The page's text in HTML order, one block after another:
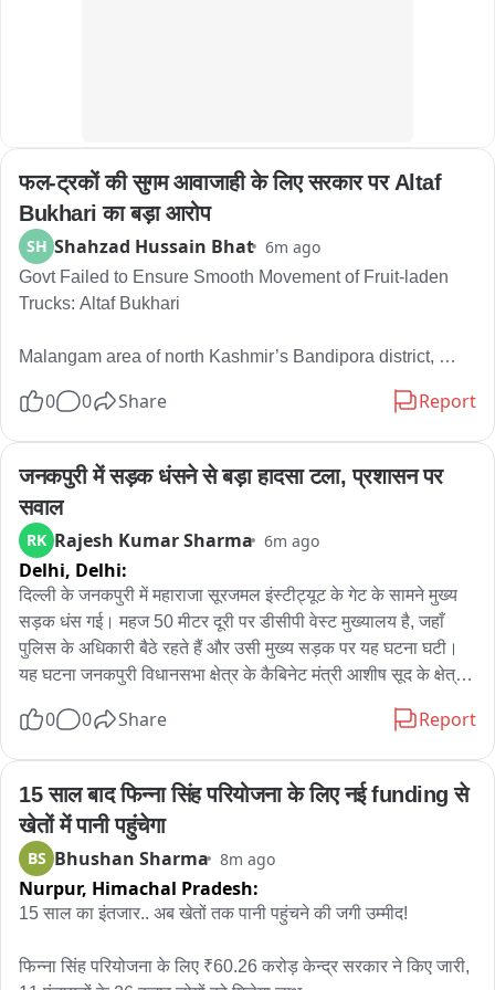
consideration of a four-lane highway, to ease traffic
congestion.
The participants urged the government to address these
फल-ट्रकों की सुगम आवाजाही के लिए सरकार पर Altaf
Bukhari का बड़ा आरोप
SH Shahzad Hussain Bhat 6m ago
Govt Failed to Ensure Smooth Movement of Fruit-laden
Trucks: Altaf Bukhari
Malangam area of north Kashmir’s Bandipora district,
Urs of Sayed Ghulam Rasool Shah, popularly known as
He said merely issuing statements would not resolve the
problems faced by thousands of families dependent on the
horticulture sector. He stressed the need for concrete
measures to ensure smooth transportation of fruit produce,
particularly during the harvest season.
Speaking about the occasion, Bukhari said prayers were
offered for peace and forgiveness, adding that the people
losses due to natural disasters.
“We have prayed for peace and for forgiveness of our sins.
We have already faced a lot of damage due to natural
disasters,” he said.
“The government should focus on resolving the problems
of the people instead of only issuing statements.
disruptions in transportation can cause significant losses,”
0 0 Share Report
जनकपुरी में सड़क धंसने से बड़ा हादसा टला, प्रशासन पर
सवाल
RK Rajesh Kumar Sharma 6m ago
Delhi, Delhi:
दिल्ली के जनकपुरी में महाराजा सूरजमल इंस्टीट्यूट के गेट के सामने मुख्य
सड़क धंस गई। महज 50 मीटर दूरी पर डीसीपी वेस्ट मुख्यालय है, जहाँ
पुलिस के अधिकारी बैठे रहते हैं और उसी मुख्य सड़क पर यह घटना घटी।
यह घटना जनकपुरी विधानसभा क्षेत्र के कैबिनेट मंत्री आशीष सूद के क्षेत्र में
लापरवाहियाँ स्पष्ट रूप से उजागर हुईं। जनकपुरी जल बोर्ड की पूर्व
पर प्रशासन अभी भी निश्चय नहीं कर पाया है। मानसून के चलते जलभराव
के कारण इस मार्ग पर बड़ा खतरा बना रहता है।
0 0 Share Report
15 साल बाद फिन्ना सिंह परियोजना के लिए नई funding से
खेतों में पानी पहुंचेगा
BS Bhushan Sharma 8m ago
Nurpur, Himachal Pradesh:
15 साल का इंतजार.. अब खेतों तक पानी पहुंचने की जगी उम्मीद!
फिन्ना सिंह परियोजना के लिए ₹60.26 करोड़ केन्द्र सरकार ने किए जारी,